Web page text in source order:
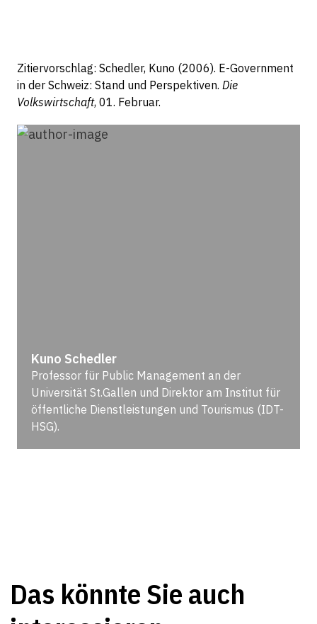
Zitiervorschlag: Schedler, Kuno (2006). E-Government
in der Schweiz: Stand und Perspektiven. Die
Volkswirtschaft, 01. Februar.
Kuno Schedler
Professor für Public Management an der
Universität St.Gallen und Direktor am Institut für
öffentliche Dienstleistungen und Tourismus (IDT-
HSG).
Das könnte Sie auch